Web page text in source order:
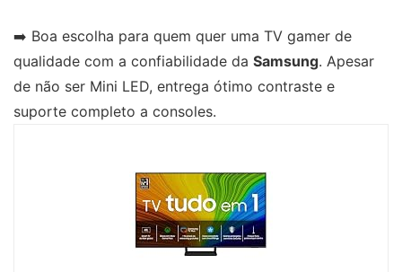
➡️ Boa escolha para quem quer uma TV gamer de
qualidade com a confiabilidade da Samsung. Apesar
de não ser Mini LED, entrega ótimo contraste e
suporte completo a consoles.